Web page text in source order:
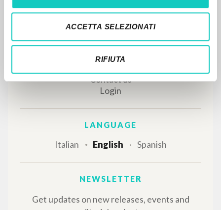
ACCETTA SELEZIONATI
RIFIUTA
Place of publication : 's-Hertogenbosch
Pages: 3
ISBN: 978-94-91911-44-8
THE PROJECT
The portal collects and gives access to the